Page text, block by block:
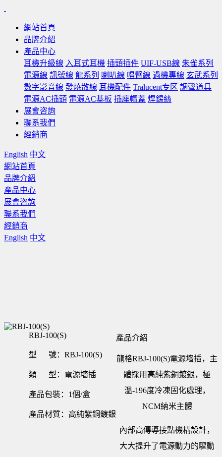
網站首頁
品牌介紹
產品中心
耳機升級線 入耳式耳機 插頭插件 UIF-USB線 朱雀系列
電源線 訊號線 龍系列 喇叭線 唱臂線 過機專線 玄武系列
數字影音線 發燒散線 耳機配件 Tralucent专区 調聲道具
電源AC插頭 電源AC基板 插座帽蓋 焊錫絲
展會咨詢
聯系我們
經銷商
English 中文
網站首頁
品牌介紹
產品中心
展會咨詢
聯系我們
經銷商
English 中文
RBJ-100(S)
型 號：RBJ-100(S)
類 型：電源墻插
產品包裝：1個/盒
產品材質：高純紫銅鍍銀
產品介紹
龍格RBJ-100(S)電源墻插，主
體採用高純紫銅鍍銀，極
溫-196度冷凍固化處理，
NCM納米主體
內部高傳導接點機構設計，
大大提升了電源動力的驅動